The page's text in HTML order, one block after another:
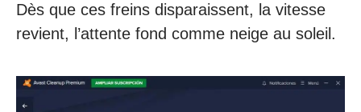
Dès que ces freins disparaissent, la vitesse
revient, l’attente fond comme neige au soleil.